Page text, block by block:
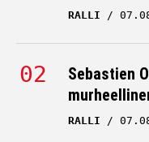
RALLI
Sebastien
RALLI